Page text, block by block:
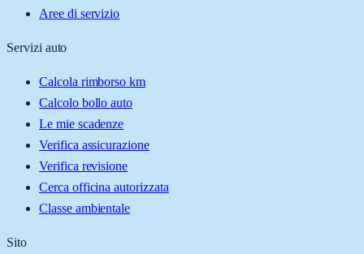
Aree di servizio
Servizi auto
Calcola rimborso km
Calcolo bollo auto
Le mie scadenze
Verifica assicurazione
Verifica revisione
Cerca officina autorizzata
Classe ambientale
Sito